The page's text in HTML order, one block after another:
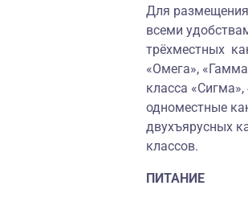
Для размещения
всеми
трёхместных
«Омега»,
класса
одноместные
двухъярусных
классов.
ПИТАНИЕ